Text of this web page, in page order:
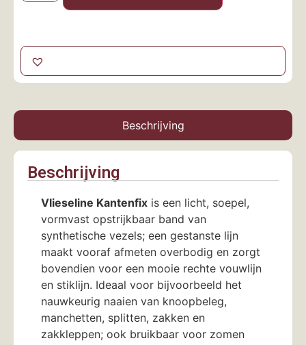
Beschrijving
Beschrijving
Vlieseline Kantenfix is een licht, soepel,
vormvast opstrijkbaar band van
synthetische vezels; een gestanste lijn
maakt vooraf afmeten overbodig en zorgt
bovendien voor een mooie rechte vouwlijn
en stiklijn. Ideaal voor bijvoorbeeld het
nauwkeurig naaien van knoopbeleg,
manchetten, splitten, zakken en
zakkleppen; ook bruikbaar voor zomen